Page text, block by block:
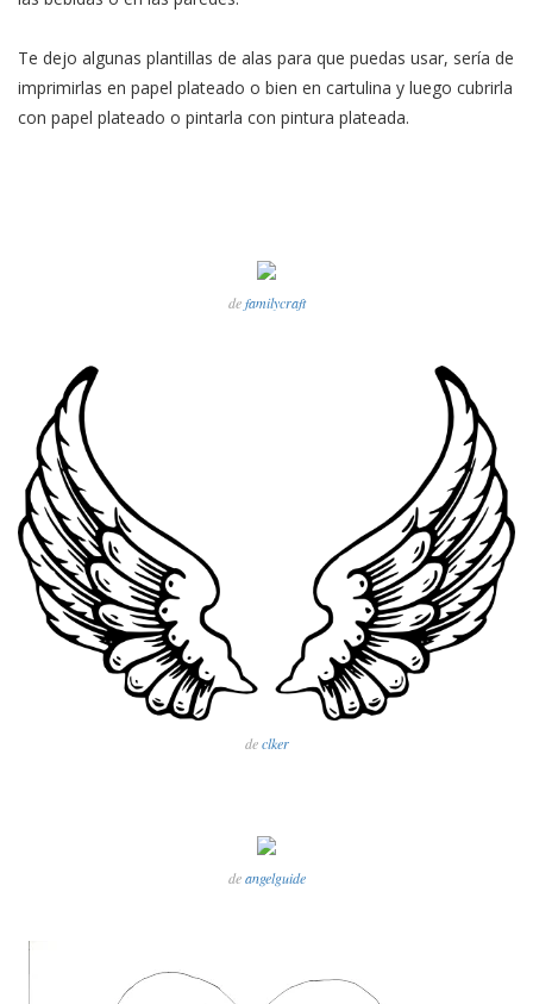
Te dejo algunas plantillas de alas para que puedas usar, sería de
imprimirlas en papel plateado o bien en cartulina y luego cubrirla
con papel plateado o pintarla con pintura plateada.
defamilycraft
declker
deangelguide